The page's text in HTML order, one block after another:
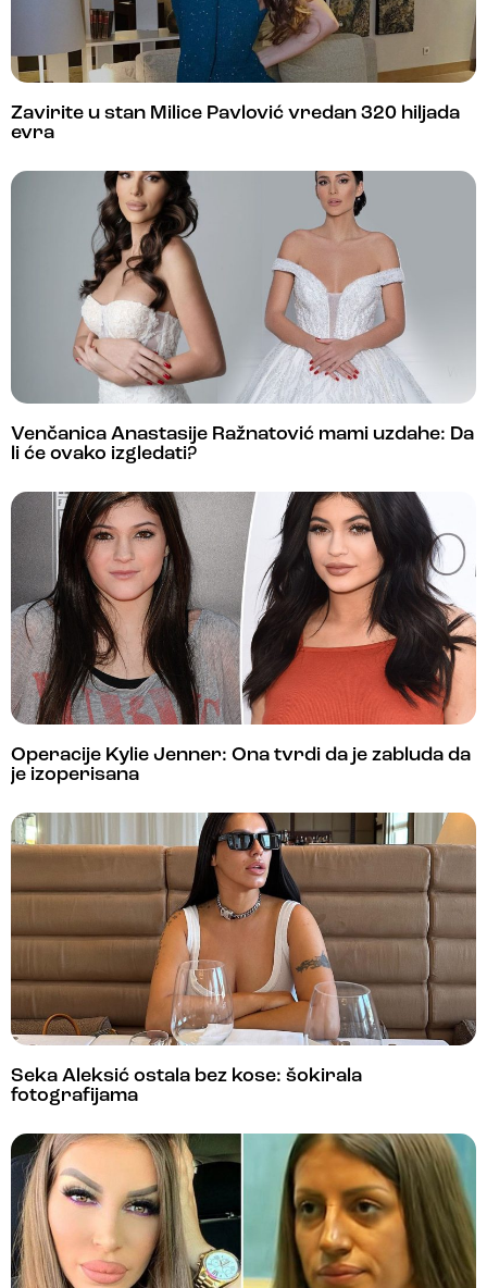
Zavirite u stan Milice Pavlović vredan 320 hiljada
evra
Venčanica Anastasije Ražnatović mami uzdahe: Da
li će ovako izgledati?
Operacije Kylie Jenner: Ona tvrdi da je zabluda da
je izoperisana
Seka Aleksić ostala bez kose: šokirala
fotografijama